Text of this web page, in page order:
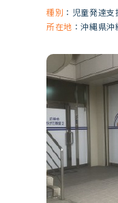
種別 ： 児童発達
所在地 ：沖縄県